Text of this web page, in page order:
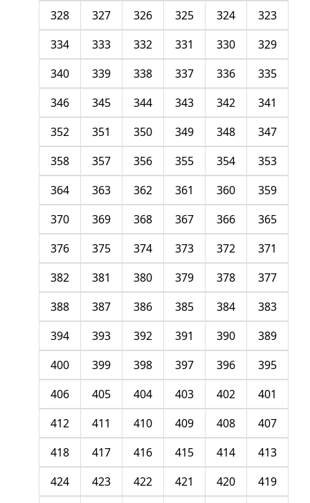
323
324
325
326
327
328
329
330
331
332
333
334
335
336
337
338
339
340
341
342
343
344
345
346
347
348
349
350
351
352
353
354
355
356
357
358
359
360
361
362
363
364
365
366
367
368
369
370
371
372
373
374
375
376
377
378
379
380
381
382
383
384
385
386
387
388
389
390
391
392
393
394
395
396
397
398
399
400
401
402
403
404
405
406
407
408
409
410
411
412
413
414
415
416
417
418
419
420
421
422
423
424